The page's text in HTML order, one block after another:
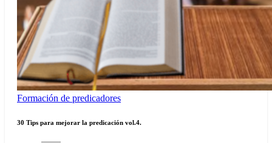
Formación de predicadores
30 Tips para mejorar la predicación vol.4.